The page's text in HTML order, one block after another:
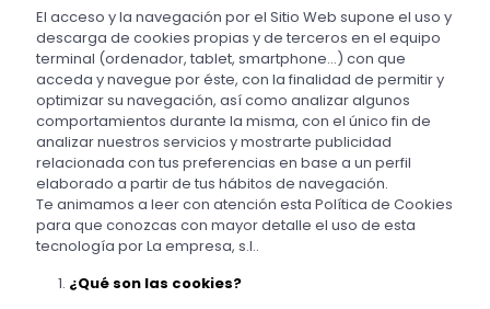
El acceso y la navegación por el Sitio Web supone el uso y
descarga de cookies propias y de terceros en el equipo
terminal (ordenador, tablet, smartphone…) con que
acceda y navegue por éste, con la finalidad de permitir y
optimizar su navegación, así como analizar algunos
comportamientos durante la misma, con el único fin de
analizar nuestros servicios y mostrarte publicidad
relacionada con tus preferencias en base a un perfil
elaborado a partir de tus hábitos de navegación.
Te animamos a leer con atención esta Política de Cookies
para que conozcas con mayor detalle el uso de esta
tecnología por La empresa, s.l..
¿Qué son las cookies?